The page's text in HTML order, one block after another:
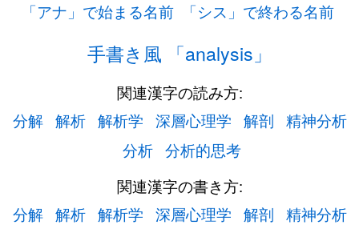
「アナ」で始まる名前 「シス」で終わる名前
手書き風 「analysis」
関連漢字の読み方:
分解 解析 解析学 深層心理学 解剖
精神分析
分析 分析的思考
関連漢字の書き方:
分解 解析 解析学 深層心理学 解剖
精神分析